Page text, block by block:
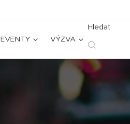
EVENTY VÝZVA
Hledat